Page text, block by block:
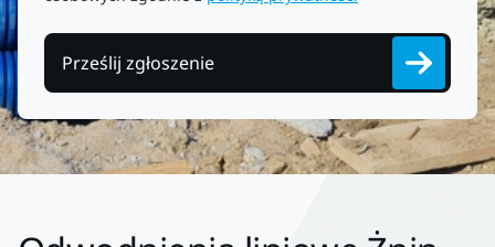
Prześlij zgłoszenie